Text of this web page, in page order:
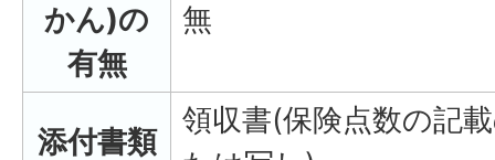
かん)の
有無
無
添付書類
領収書(保険点数の記